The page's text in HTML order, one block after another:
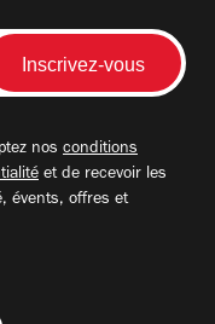
nos conditions
et de recevoir les
évents, offres et